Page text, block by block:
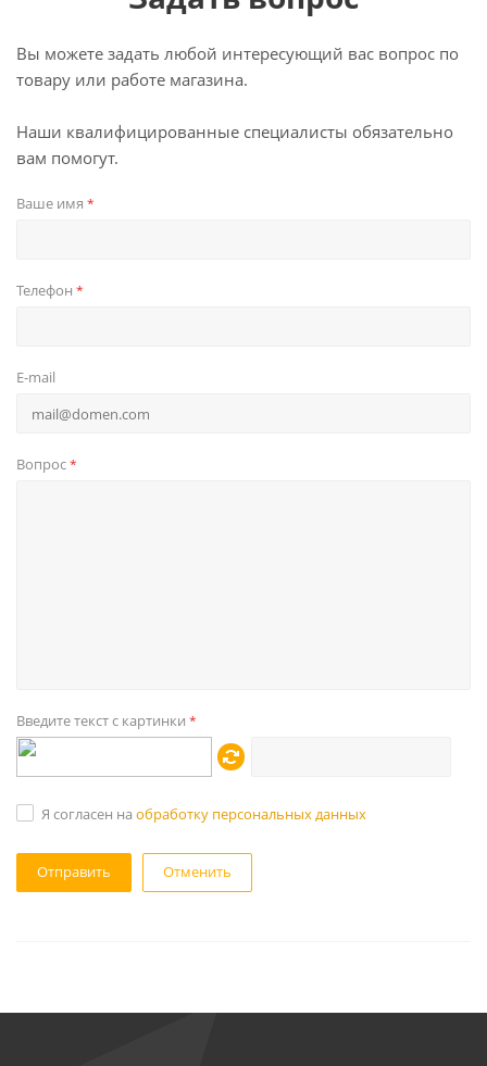
Вы можете задать любой интересующий вас вопрос по
товару или работе магазина.
Наши квалифицированные специалисты обязательно
вам помогут.
Ваше имя *
Телефон *
E-mail
Вопрос*
Введите текст с картинки *
Я согласен на обработку персональных данных
Отменить